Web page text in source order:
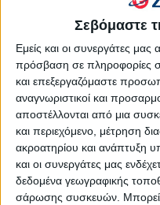
Σεβόμαστε
Εμείς και οι συνεργάτες
πρόσβαση σε πληροφορίες
και επεξεργαζόμαστε
αναγνωριστικοί και
αποστέλλονται από μια
και περιεχόμενο, μέτρηση
ακροατηρίου και ανάπτυξη
και οι συνεργάτες μας
δεδομένα γεωγραφικής
σάρωσης συσκευών.
γίνονται πιο σωστές και
Σήμερα 8 Αυγούστου, η
Ήλιο και τον Κρόνο,μια
συναισθηματική ωριμότητα
Η σημερινή ενέργεια
ασφάλεια τόσο μέσα μας
που αγαπάμε.
Στα αισθηματικά, οι